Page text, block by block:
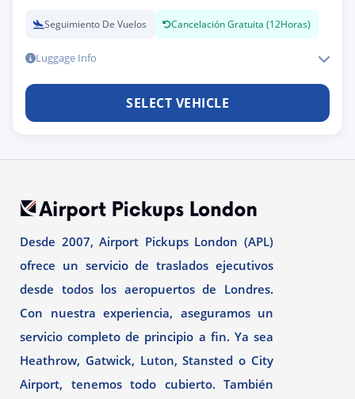
Seguimiento De Vuelos Cancelación Gratuita (12Horas)
Luggage Info
SELECT VEHICLE
Desde 2007, Airport Pickups London (APL)
ofrece un servicio de traslados ejecutivos
desde todos los aeropuertos de Londres.
Con nuestra experiencia, aseguramos un
servicio completo de principio a fin. Ya sea
Heathrow, Gatwick, Luton, Stansted o City
Airport, tenemos todo cubierto. También